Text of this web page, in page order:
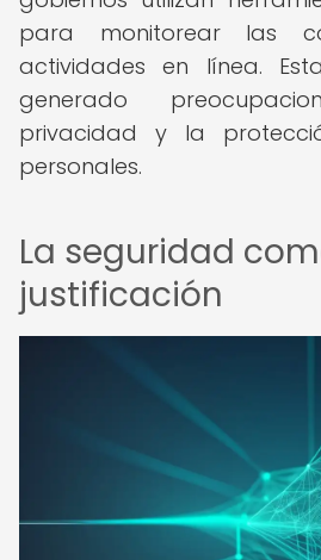
para monitorear las
actividades en línea.
generado
privacidad y la
personales.
La seguridad
justificación